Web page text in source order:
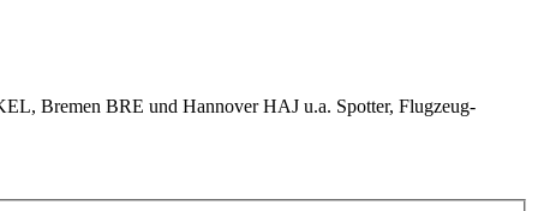
Bremen BRE und Hannover HAJ u.a. Spotter, Flugzeug-